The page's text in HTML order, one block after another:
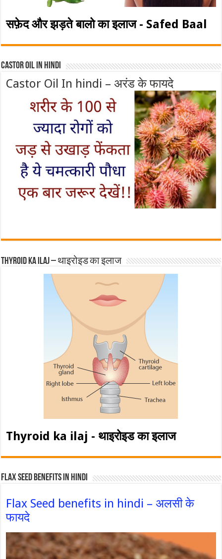
सफ़ेद और झड़ते बालो का इलाज - Safed Baal
Castor Oil In Hindi
Castor Oil In hindi – अरंड के फायदे
Thyroid ka ilaj – थाइरोइड का इलाज
Thyroid ka ilaj - थाइरोइड का इलाज
Flax Seed Benefits in hindi
Flax Seed benefits in hindi – अलसी के
फायदे